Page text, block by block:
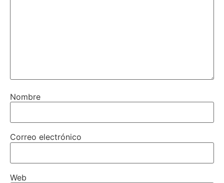
Nombre
Correo electrónico
Web